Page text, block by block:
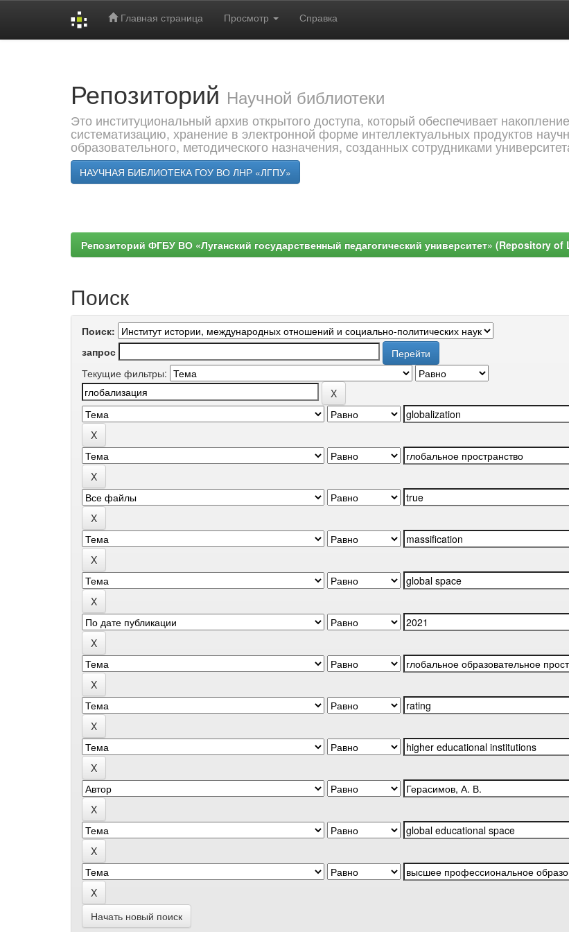
Главная страница Просмотр Справка
Репозиторий Научной библиотеки
Это институциональный архив открытого доступа, который обеспечивает
систематизацию, хранение в электронной форме интеллектуальных продуктов
образовательного, методического назначения, созданных сотрудниками
НАУЧНАЯ БИБЛИОТЕКА ГОУ ВО ЛНР «ЛГПУ»
Репозиторий ФГБУ ВО «Луганский государственный педагогический университет» (Repository
Поиск
Поиск:
запрос
Текущие фильтры:
Начать новый поиск